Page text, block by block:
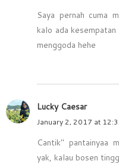
Saya pernah cuma
kalo ada
menggoda hehe
Lucky Caesar
January 2, 2017 at
Cantik" pantainyaa
yak, kalau bosen